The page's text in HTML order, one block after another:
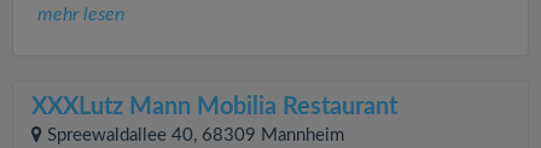
mehr lesen
XXXLutz Mann Mobilia Restaurant
Spreewaldallee 40, 68309 Mannheim